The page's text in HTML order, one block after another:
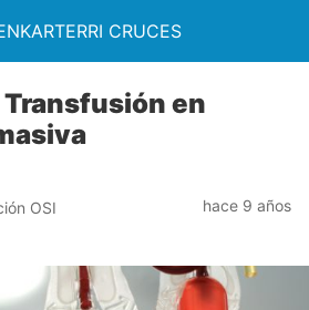
CRUCES
en
OSI
hace 9 años